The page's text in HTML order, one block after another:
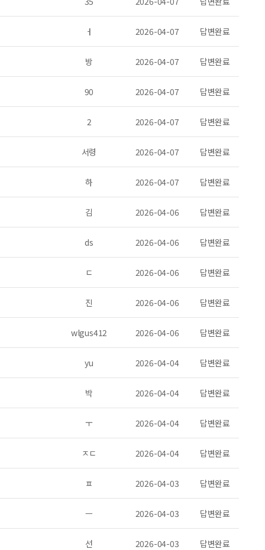
ㅓ 2026-04-07 답변완료
방 2026-04-07 답변완료
90 2026-04-07 답변완료
2 2026-04-07 답변완료
서령 2026-04-07 답변완료
하 2026-04-07 답변완료
김 2026-04-06 답변완료
ds 2026-04-06 답변완료
ㄷ 2026-04-06 답변완료
진 2026-04-06 답변완료
wlgus412 2026-04-06 답변완료
yu 2026-04-04 답변완료
박 2026-04-04 답변완료
ㅜ 2026-04-04 답변완료
ㅈㄷ 2026-04-04 답변완료
ㅍ 2026-04-03 답변완료
ㅡ 2026-04-03 답변완료
선 2026-04-03 답변완료